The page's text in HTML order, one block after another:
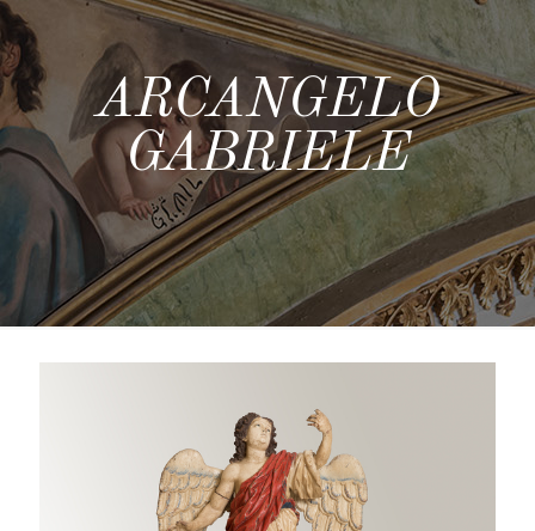
ARCANGELO
GABRIELE